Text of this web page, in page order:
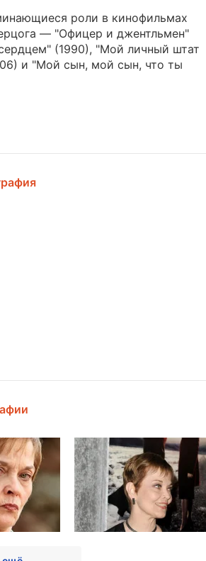
роли в кинофильмах
— "Офицер и джентльмен"
(1990), "Мой личный штат
и "Мой сын, мой сын, что ты